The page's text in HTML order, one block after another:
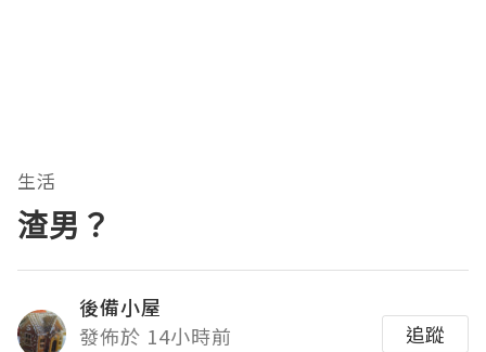
生活
渣男？
後備小屋
發佈於 14小時前
追蹤